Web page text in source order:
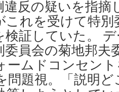
違反の疑いを指摘
これを受けて特
検証していた。
委員会の菊地邦夫
ームドコンセン
問題視。「説明